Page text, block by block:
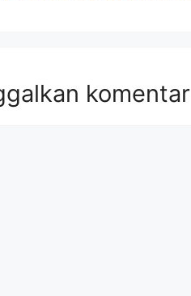
komentar